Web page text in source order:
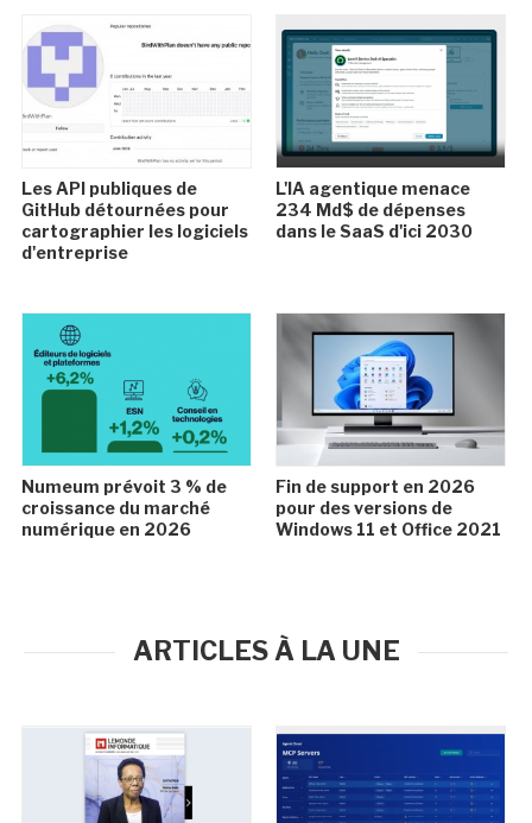
Les API publiques de
GitHub détournées pour
cartographier les logiciels
d'entreprise
L'IA agentique menace
234 Md$ de dépenses
dans le SaaS d'ici 2030
Numeum prévoit 3 % de
croissance du marché
numérique en 2026
Fin de support en 2026
pour des versions de
Windows 11 et Office 2021
ARTICLES À LA UNE